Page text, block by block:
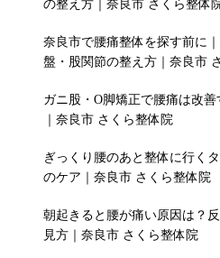
の整え方｜奈良市 さくら整体
奈良市で腰痛整体を探す前に
盤・股関節の整え方｜奈良市
ガニ股・O脚矯正で腰痛は改
｜奈良市 さくら整体院
ぎっくり腰のあと整体に行く
のケア｜奈良市 さくら整体院
朝起きると腰が痛い原因は？
見方｜奈良市 さくら整体院